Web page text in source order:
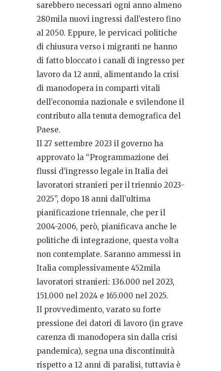
sarebbero necessari ogni anno almeno
280mila nuovi ingressi dall’estero fino
al 2050. Eppure, le pervicaci politiche
di chiusura verso i migranti ne hanno
di fatto bloccato i canali di ingresso per
lavoro da 12 anni, alimentando la crisi
di manodopera in comparti vitali
dell’economia nazionale e svilendone il
contributo alla tenuta demografica del
Paese.
Il 27 settembre 2023 il governo ha
approvato la “Programmazione dei
flussi d’ingresso legale in Italia dei
lavoratori stranieri per il triennio 2023-
2025”, dopo 18 anni dall’ultima
pianificazione triennale, che per il
2004-2006, però, pianificava anche le
politiche di integrazione, questa volta
non contemplate. Saranno ammessi in
Italia complessivamente 452mila
lavoratori stranieri: 136.000 nel 2023,
151.000 nel 2024 e 165.000 nel 2025.
Il provvedimento, varato su forte
pressione dei datori di lavoro (in grave
carenza di manodopera sin dalla crisi
pandemica), segna una discontinuità
rispetto a 12 anni di paralisi, tuttavia è